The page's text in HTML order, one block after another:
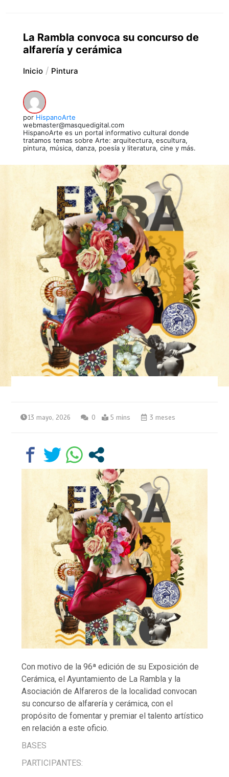
La Rambla convoca su concurso de
alfarería y cerámica
Inicio Pintura
por HispanoArte
webmaster@masquedigital.com
HispanoArte es un portal informativo cultural donde
tratamos temas sobre Arte: arquitectura, escultura,
pintura, música, danza, poesía y literatura, cine y más.
13 mayo, 2026 0 5 mins 3 meses
Con motivo de la 96ª edición de su Exposición de
Cerámica, el Ayuntamiento de La Rambla y la
Asociación de Alfareros de la localidad convocan
su concurso de alfarería y cerámica, con el
propósito de fomentar y premiar el talento artístico
en relación a este oficio.
BASES
PARTICIPANTES: